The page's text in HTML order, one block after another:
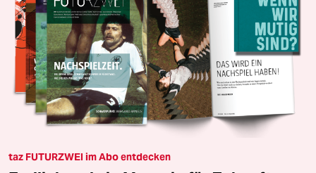
taz FUTURZWEI im Abo entdecken